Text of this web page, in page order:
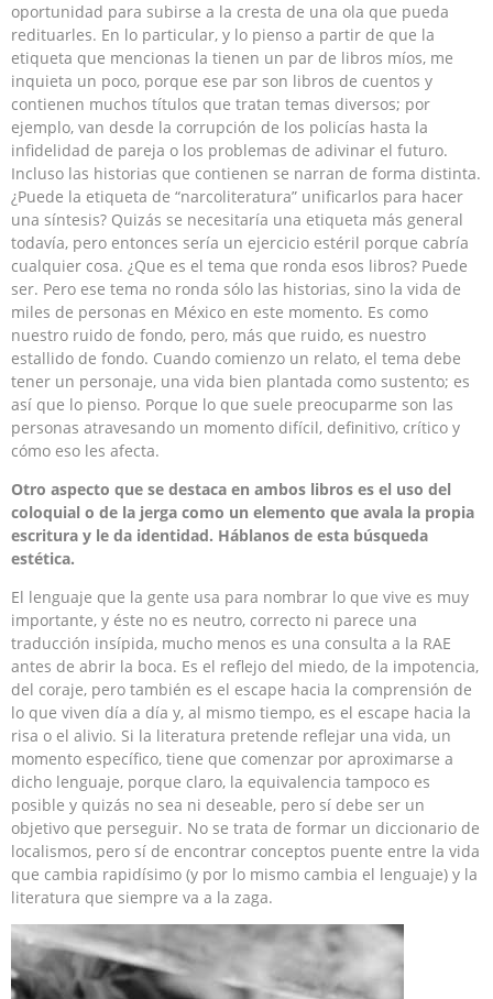
oportunidad para subirse a la cresta de una ola que pueda
redituarles. En lo particular, y lo pienso a partir de que la
etiqueta que mencionas la tienen un par de libros míos, me
inquieta un poco, porque ese par son libros de cuentos y
contienen muchos títulos que tratan temas diversos; por
ejemplo, van desde la corrupción de los policías hasta la
infidelidad de pareja o los problemas de adivinar el futuro.
Incluso las historias que contienen se narran de forma distinta.
¿Puede la etiqueta de “narcoliteratura” unificarlos para hacer
una síntesis? Quizás se necesitaría una etiqueta más general
todavía, pero entonces sería un ejercicio estéril porque cabría
cualquier cosa. ¿Que es el tema que ronda esos libros? Puede
ser. Pero ese tema no ronda sólo las historias, sino la vida de
miles de personas en México en este momento. Es como
nuestro ruido de fondo, pero, más que ruido, es nuestro
estallido de fondo. Cuando comienzo un relato, el tema debe
tener un personaje, una vida bien plantada como sustento; es
así que lo pienso. Porque lo que suele preocuparme son las
personas atravesando un momento difícil, definitivo, crítico y
cómo eso les afecta.
Otro aspecto que se destaca en ambos libros es el uso del
coloquial o de la jerga como un elemento que avala la propia
escritura y le da identidad. Háblanos de esta búsqueda
estética.
El lenguaje que la gente usa para nombrar lo que vive es muy
importante, y éste no es neutro, correcto ni parece una
traducción insípida, mucho menos es una consulta a la RAE
antes de abrir la boca. Es el reflejo del miedo, de la impotencia,
del coraje, pero también es el escape hacia la comprensión de
lo que viven día a día y, al mismo tiempo, es el escape hacia la
risa o el alivio. Si la literatura pretende reflejar una vida, un
momento específico, tiene que comenzar por aproximarse a
dicho lenguaje, porque claro, la equivalencia tampoco es
posible y quizás no sea ni deseable, pero sí debe ser un
objetivo que perseguir. No se trata de formar un diccionario de
localismos, pero sí de encontrar conceptos puente entre la vida
que cambia rapidísimo (y por lo mismo cambia el lenguaje) y la
literatura que siempre va a la zaga.